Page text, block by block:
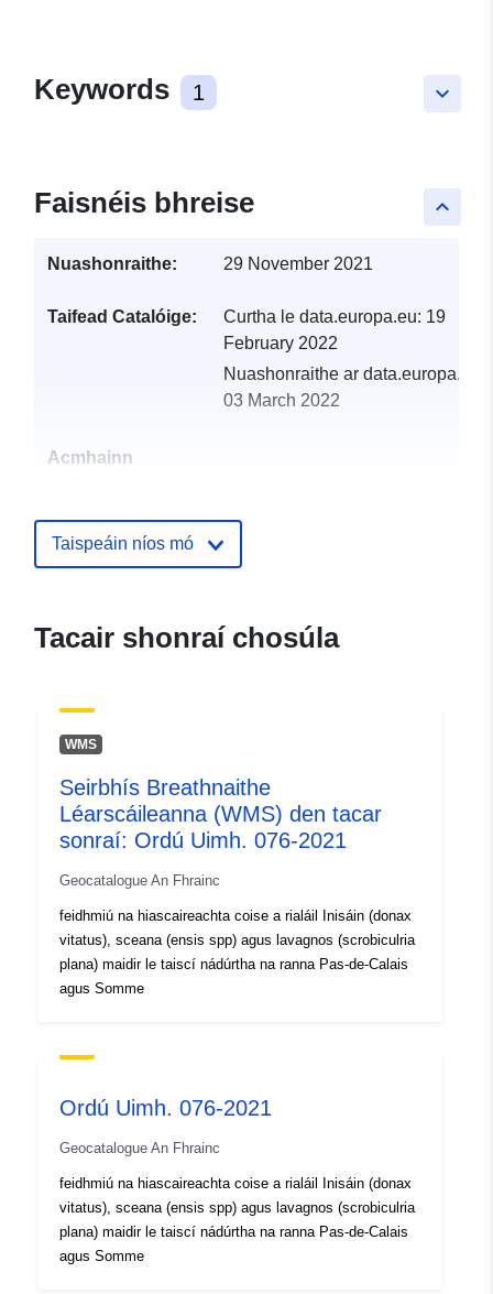
keyboard_arrow_down
Keywords 1
keyboard_arrow_up
Faisnéis bhreise
Nuashonraithe: 29 November 2021
Taifead Catalóige: Curtha le data.europa.eu: 19
February 2022
Nuashonraithe ar data.europa.eu:
03 March 2022
Acmhainn
Aitheantóirí:
ide.developpement-
0ede-4d4e-9ce7-
4d50-98e3-8dbd218b8c57
Clóscríobh:
Acmhainn:
http://inspire.ec.europa.eu/
Taispeáin níos mó
Tacair shonraí chosúla
WMS
Seirbhís Breathnaithe
Léarscáileanna (WMS) den tacar
sonraí: Ordú Uimh. 076-2021
Geocatalogue An Fhrainc
feidhmiú na hiascaireachta coise a rialáil Inisáin (donax
vitatus), sceana (ensis spp) agus lavagnos (scrobiculria
plana) maidir le taiscí nádúrtha na ranna Pas-de-Calais
agus Somme
Ordú Uimh. 076-2021
Geocatalogue An Fhrainc
feidhmiú na hiascaireachta coise a rialáil Inisáin (donax
vitatus), sceana (ensis spp) agus lavagnos (scrobiculria
plana) maidir le taiscí nádúrtha na ranna Pas-de-Calais
agus Somme